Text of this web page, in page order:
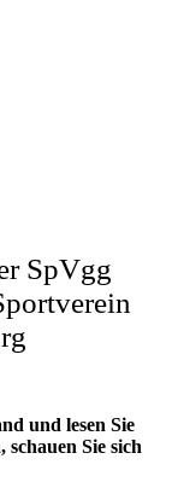
SpVgg
und lesen Sie
schauen Sie sich